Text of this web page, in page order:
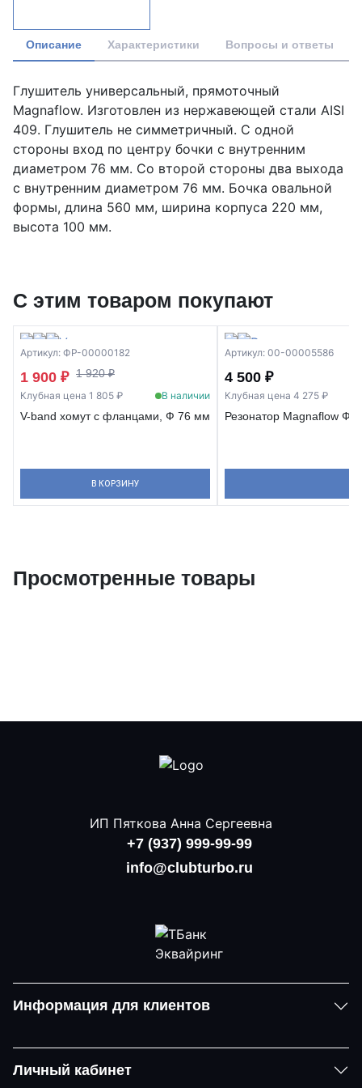
Описание Характеристики Вопросы и ответы
Глушитель универсальный, прямоточный
Magnaflow. Изготовлен из нержавеющей стали AISI
409. Глушитель не симметричный. С одной
стороны вход по центру бочки с внутренним
диаметром 76 мм. Со второй стороны два выхода
с внутренним диаметром 76 мм. Бочка овальной
формы, длина 560 мм, ширина корпуса 220 мм,
высота 100 мм.
С этим товаром покупают
Артикул: ФР-00000182
1 900 ₽ 1 920 ₽
Клубная цена 1 805 ₽ В наличии
V-band хомут с фланцами, Ф 76 мм
В КОРЗИНУ
Артикул: 00-00005586
4 500 ₽
Клубная цена 4 275 ₽
Резонатор Magnaflow Ф
Просмотренные товары
ИП Пяткова Анна Сергеевна
+7 (937) 999-99-99
info@clubturbo.ru
Информация для клиентов
Личный кабинет